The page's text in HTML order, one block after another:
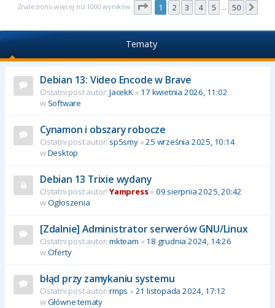
Znaleziono więcej niż 1000 wyników Strona z50
1 2 3 4 5 … 50
Tematy
Debian 13: Video Encode w Brave
Ostatni post autor: JacekK« 17 kwietnia 2026, 11:02
w Software
Cynamon i obszary robocze
Ostatni post autor: sp5smy«25 września 2025, 10:14
wDesktop
Debian 13 Trixie wydany
Ostatni post autor: Yampress« 09 sierpnia 2025, 20:42
wOgłoszenia
[Zdalnie] Administrator serwerów GNU/Linux
Ostatni post autor: mkteam « 18 grudnia 2024, 14:26
wOferty
błąd przy zamykaniu systemu
Ostatni post autor: rmps « 21 listopada 2024, 17:12
wGłówne tematy